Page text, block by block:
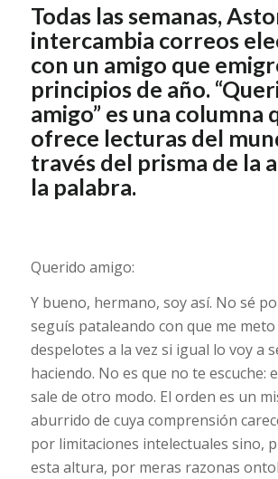
Todas las semanas,
intercambia correos
con un amigo que
principios de año.
amigo” es una columna
ofrece lecturas del
través del prisma de la
la palabra.
Querido amigo:
Y bueno, hermano, soy así. No sé
seguís pataleando con que me
despelotes a la vez si igual lo voy a
haciendo. No es que no te escuche:
sale de otro modo. El orden es un
aburrido de cuya comprensión
por limitaciones intelectuales sino,
esta altura, por meras razonas